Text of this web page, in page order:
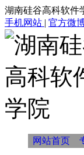
湖南硅谷高科软件
手机网站 | 官方微
网站首页